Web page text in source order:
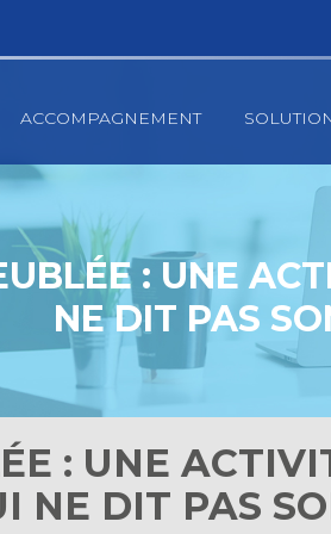
ACCOMPAGNEMENT
: UNE
NE DIT PAS
: UNE
NE DIT PAS